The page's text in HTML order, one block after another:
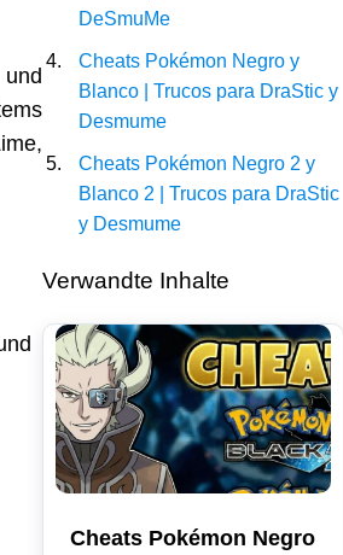
DeSmuMe
Cheats Pokémon Negro y
Blanco | Trucos para DraStic y
Desmume
Cheats Pokémon Negro 2 y
Blanco 2 | Trucos para DraStic
y Desmume
Verwandte Inhalte
Cheats Pokémon Negro